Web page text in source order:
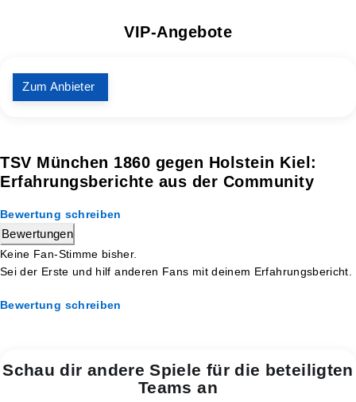
VIP-Angebote
Zum Anbieter
TSV München 1860 gegen Holstein Kiel:
Erfahrungsberichte aus der Community
Bewertung schreiben
Bewertungen
Keine Fan-Stimme bisher.
Sei der Erste und hilf anderen Fans mit deinem Erfahrungsbericht.
Bewertung schreiben
Schau dir andere Spiele für die beteiligten
Teams an